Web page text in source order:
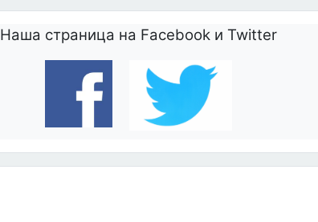
Наша страница на Facebook и Twitter